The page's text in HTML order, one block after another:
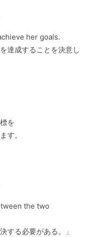
her goals.
達成することを決意し
を
す。
the two
する必要がある。」